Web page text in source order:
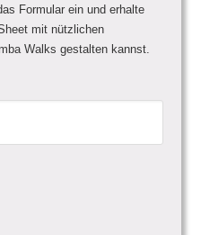
Formular ein und erhalte
mit nützlichen
Walks gestalten kannst.